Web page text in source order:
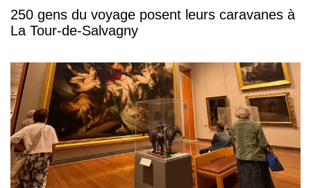
250 gens du voyage posent leurs caravanes à
La Tour-de-Salvagny